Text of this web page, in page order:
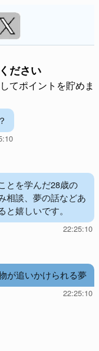
ださい
てポイントを貯めま
とを学んだ28歳の
相談、夢の話などあ
嬉しいです。
22:25:10
が追いかけられる夢
22:25:10